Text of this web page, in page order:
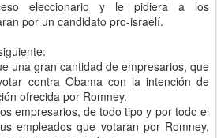
eleccionario y le pidiera a los
por un candidato pro-israelí.
una gran cantidad de empresarios, que
contra Obama con la intención de
ofrecida por Romney.
empresarios, de todo tipo y por todo el
empleados que votaran por Romney,